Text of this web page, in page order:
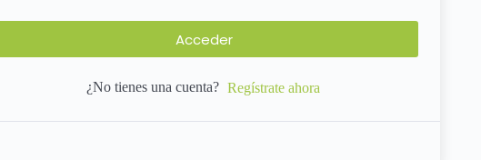
Acceder
¿No tienes una cuenta? Regístrate ahora